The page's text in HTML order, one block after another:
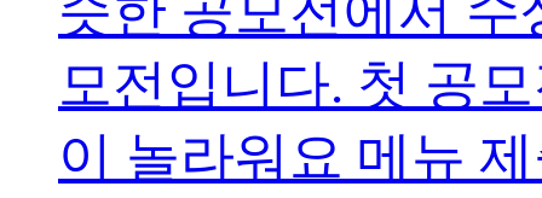
슷한 공모전에서
모전입니다. 첫 공
이 놀라워요 메뉴